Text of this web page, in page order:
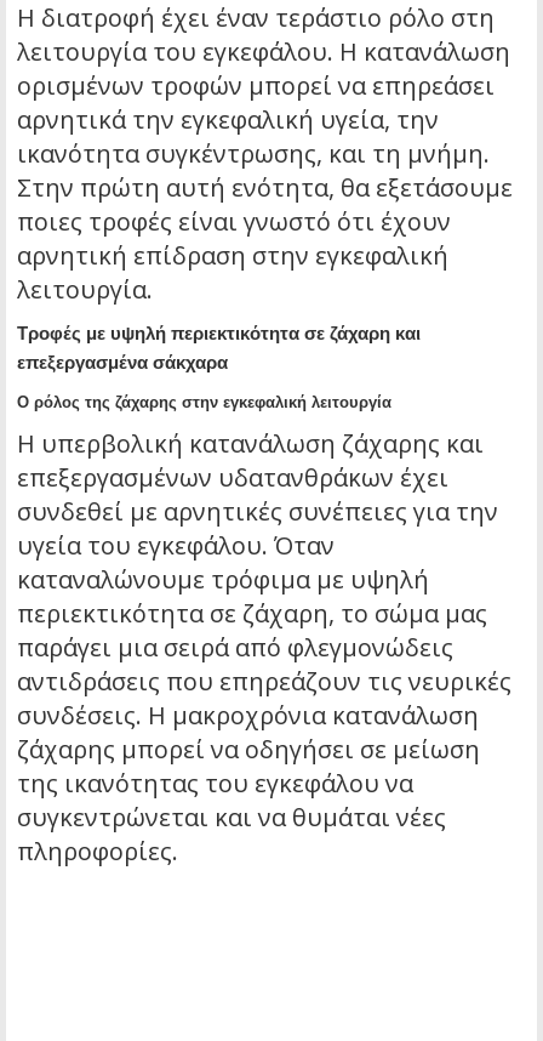
Η διατροφή έχει έναν τεράστιο ρόλο στη
λειτουργία του εγκεφάλου. Η κατανάλωση
ορισμένων τροφών μπορεί να επηρεάσει
αρνητικά την εγκεφαλική υγεία, την
ικανότητα συγκέντρωσης, και τη μνήμη.
Στην πρώτη αυτή ενότητα, θα εξετάσουμε
ποιες τροφές είναι γνωστό ότι έχουν
αρνητική επίδραση στην εγκεφαλική
λειτουργία.
Τροφές με υψηλή περιεκτικότητα σε ζάχαρη και
επεξεργασμένα σάκχαρα
Ο ρόλος της ζάχαρης στην εγκεφαλική λειτουργία
Η υπερβολική κατανάλωση ζάχαρης και
επεξεργασμένων υδατανθράκων έχει
συνδεθεί με αρνητικές συνέπειες για την
υγεία του εγκεφάλου. Όταν
καταναλώνουμε τρόφιμα με υψηλή
περιεκτικότητα σε ζάχαρη, το σώμα μας
παράγει μια σειρά από φλεγμονώδεις
αντιδράσεις που επηρεάζουν τις νευρικές
συνδέσεις. Η μακροχρόνια κατανάλωση
ζάχαρης μπορεί να οδηγήσει σε μείωση
της ικανότητας του εγκεφάλου να
συγκεντρώνεται και να θυμάται νέες
πληροφορίες.